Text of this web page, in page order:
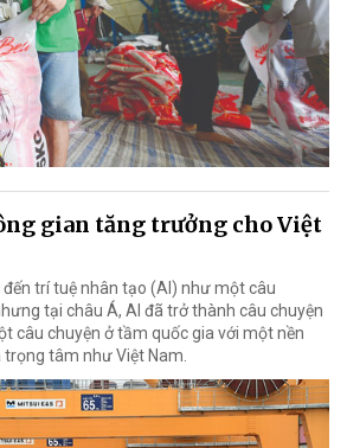
gian tăng trưởng cho Việt
trí tuệ nhân tạo (AI) như một câu
tại châu Á, AI đã trở thành câu chuyện
câu chuyện ở tầm quốc gia với một nền
tâm như Việt Nam.